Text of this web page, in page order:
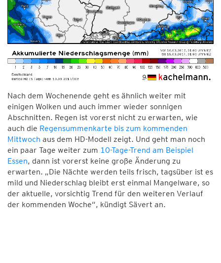
Nach dem Wochenende geht es ähnlich weiter mit
einigen Wolken und auch immer wieder sonnigen
Abschnitten. Regen ist vorerst nicht zu erwarten, wie
auch die Regensummenkarte bis zum kommenden
Mittwoch aus dem HD-Modell zeigt. Und geht man noch
ein paar Tage weiter zum 10-Tage-Trend am Beispiel
Essen, dann ist vorerst keine große Änderung zu
erwarten. „Die Nächte werden teils frisch, tagsüber ist es
mild und Niederschlag bleibt erst einmal Mangelware, so
der aktuelle, vorsichtig Trend für den weiteren Verlauf
der kommenden Woche“, kündigt Sävert an.